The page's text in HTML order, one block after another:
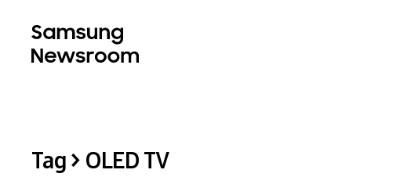
Tag > OLED TV